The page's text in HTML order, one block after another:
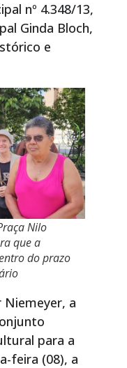
nº 4.348/13,
Ginda Bloch,
e
Nilo
que a
do prazo
Niemeyer, a
para a
feira (08), a